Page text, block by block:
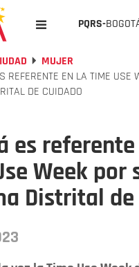
PQRS-
MUJER
REFERENTE EN LA TIME USE
DE CUIDADO
es
Week por
Distrital de